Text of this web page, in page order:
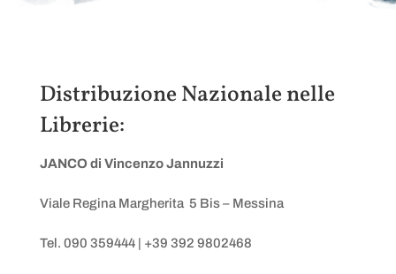
Distribuzione Nazionale nelle
Librerie:
JANCO di Vincenzo Jannuzzi
Viale Regina Margherita 5 Bis – Messina
Tel. 090 359444 | +39 392 9802468